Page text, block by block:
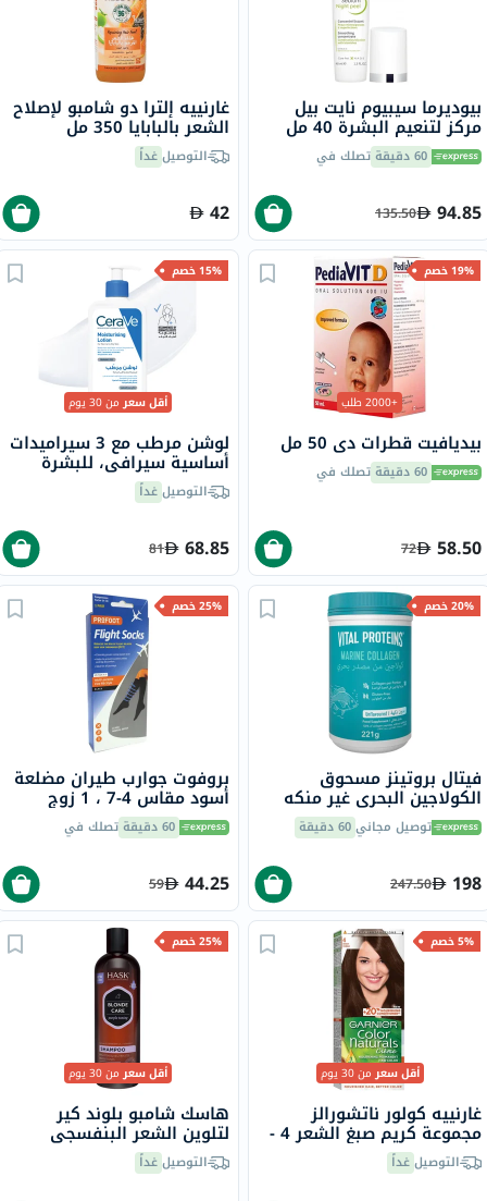
بيوديرما سيبيوم نايت بيل
مركز لتنعيم البشرة 40 مل
60 دقيقة تصلك في
94.85
135.50
غارنييه إلترا دو شامبو لإصلاح
الشعر بالبابايا 350 مل
التوصيلغداً
42
19% خصم
+2000 طلب
بيديافيت قطرات دي 50 مل
60 دقيقة تصلك في
58.50
72
15% خصم
أقل سعرمن 30 يوم
لوشن مرطب مع 3 سيراميدات
أساسية سيرافي، للبشرة
العادية والجافة، 236 مل
التوصيلغداً
68.85
81
20% خصم
فيتال بروتينز مسحوق
الكولاجين البحري غير منكه
جرام توصيل مجاني60 دقيقة
198
247.50
25% خصم
بروفوت جوارب طيران مضلعة
أسود مقاس 4-7 ، 1 زوج
P72112 / 1
60 دقيقة تصلك في
44.25
59
5% خصم
أقل سعرمن 30 يوم
غارنييه كولور ناتشورالز
مجموعة كريم صبغ الشعر 4 -
بنيالتوصيلغداً
25% خصم
أقل سعرمن 30 يوم
هاسك شامبو بلوند كير
لتلوين الشعر البنفسجي
لجميع درجات اللون الأشقر
355 ملالتوصيلغداً